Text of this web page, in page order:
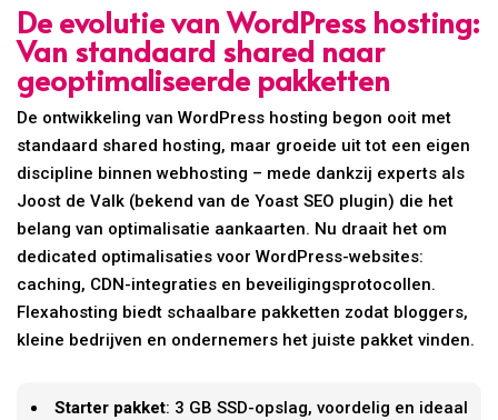
De evolutie van WordPress hosting:
Van standaard shared naar
geoptimaliseerde pakketten
De ontwikkeling van WordPress hosting begon ooit met
standaard shared hosting, maar groeide uit tot een eigen
discipline binnen webhosting – mede dankzij experts als
Joost de Valk (bekend van de Yoast SEO plugin) die het
belang van optimalisatie aankaarten. Nu draait het om
dedicated optimalisaties voor WordPress-websites:
caching, CDN-integraties en beveiligingsprotocollen.
Flexahosting biedt schaalbare pakketten zodat bloggers,
kleine bedrijven en ondernemers het juiste pakket vinden.
Starter pakket: 3 GB SSD-opslag, voordelig en ideaal